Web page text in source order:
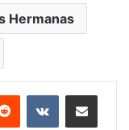
Hermanas